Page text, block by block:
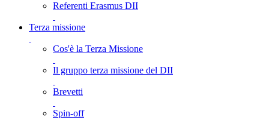
Referenti Erasmus DII
Terza missione
Cos'è la Terza Missione
Il gruppo terza missione del DII
Brevetti
Spin-off